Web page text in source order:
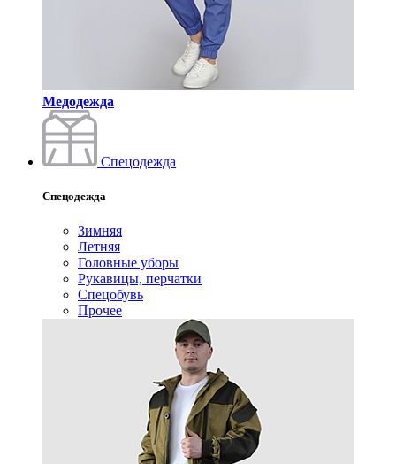
Медодежда
Спецодежда
Спецодежда
Зимняя
Летняя
Головные уборы
Рукавицы, перчатки
Спецобувь
Прочее